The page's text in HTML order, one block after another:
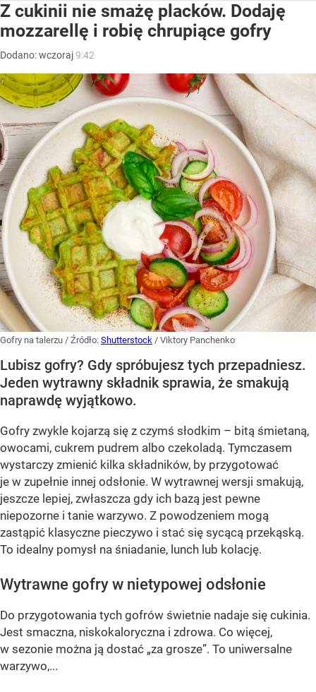
Z cukinii nie smażę placków. Dodaję
mozzarellę i robię chrupiące gofry
Dodano:wczoraj9:42
Gofry na talerzu / Źródło: Shutterstock / Viktory Panchenko
Lubisz gofry? Gdy spróbujesz tych przepadniesz.
Jeden wytrawny składnik sprawia, że smakują
naprawdę wyjątkowo.
Gofry zwykle kojarzą się z czymś słodkim – bitą śmietaną,
owocami, cukrem pudrem albo czekoladą. Tymczasem
wystarczy zmienić kilka składników, by przygotować
je w zupełnie innej odsłonie. W wytrawnej wersji smakują,
jeszcze lepiej, zwłaszcza gdy ich bazą jest pewne
niepozorne i tanie warzywo. Z powodzeniem mogą
zastąpić klasyczne pieczywo i stać się sycącą przekąską.
To idealny pomysł na śniadanie, lunch lub kolację.
Wytrawne gofry w nietypowej odsłonie
Do przygotowania tych gofrów świetnie nadaje się cukinia.
Jest smaczna, niskokaloryczna i zdrowa. Co więcej,
w sezonie można ją dostać „za grosze”. To uniwersalne
warzywo,...